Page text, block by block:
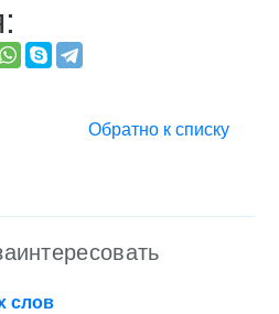
Обратно к списку
слов